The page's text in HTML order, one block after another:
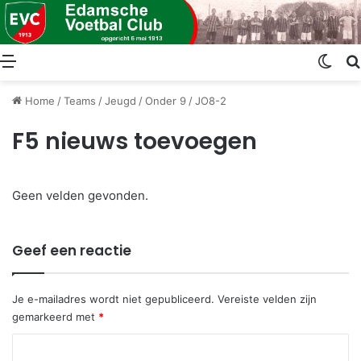
Menu
Home /Teams /Jeugd /Onder 9/JO8-2
F5 nieuws toevoegen
Geen velden gevonden.
Geef een reactie
Je e-mailadres wordt niet gepubliceerd. Vereiste velden zijn
gemarkeerd met *